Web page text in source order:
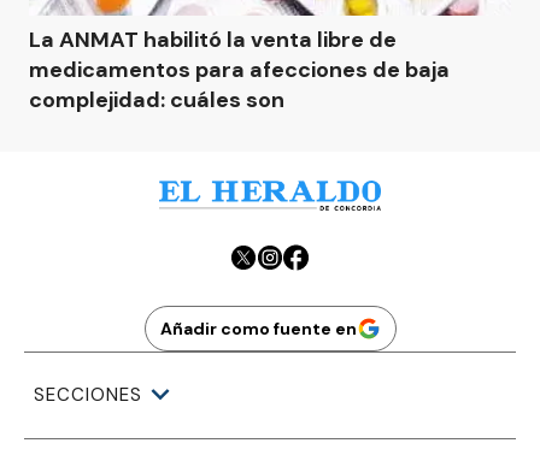
La ANMAT habilitó la venta libre de
medicamentos para afecciones de baja
complejidad: cuáles son
Añadir como fuente en
SECCIONES